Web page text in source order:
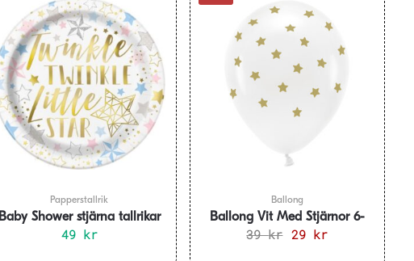
Papperstallrik
Baby Shower stjärna tallrikar
8-pack
49 kr
Ballong
Ballong Vit Med Stjärnor 6-
pack
39kr
Det
29 krDet